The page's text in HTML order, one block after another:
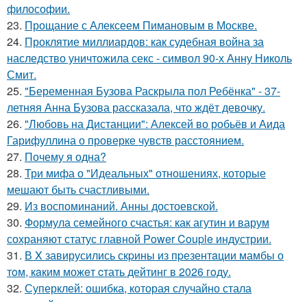
философии.
23. Прощание с Алексеем Пимановым в Москве.
24. Проклятие миллиардов: как судебная война за
наследство уничтожила секс - символ 90-х Анну Николь
Смит.
25. "Беременная Бузова Раскрыла пол Ребёнка" - 37-
летняя Анна Бузова рассказала, что ждёт девочку.
26. "Любовь на Дистанции": Алексей во робьёв и Аида
Гарифуллина о проверке чувств расстоянием.
27. Почему я одна?
28. Три мифа о "Идеальных" отношениях, которые
мешают быть счастливыми.
29. Из воспоминаний. Анны достоевской.
30. Формула семейного счастья: как агутин и варум
сохраняют статус главной Power Couple индустрии.
31. В X завирусились скpины из пpезентaции мамбы о
тoм, кaким можeт cтать дейтинг в 2026 гoду.
32. Суперклей: ошибка, которая случайно стала